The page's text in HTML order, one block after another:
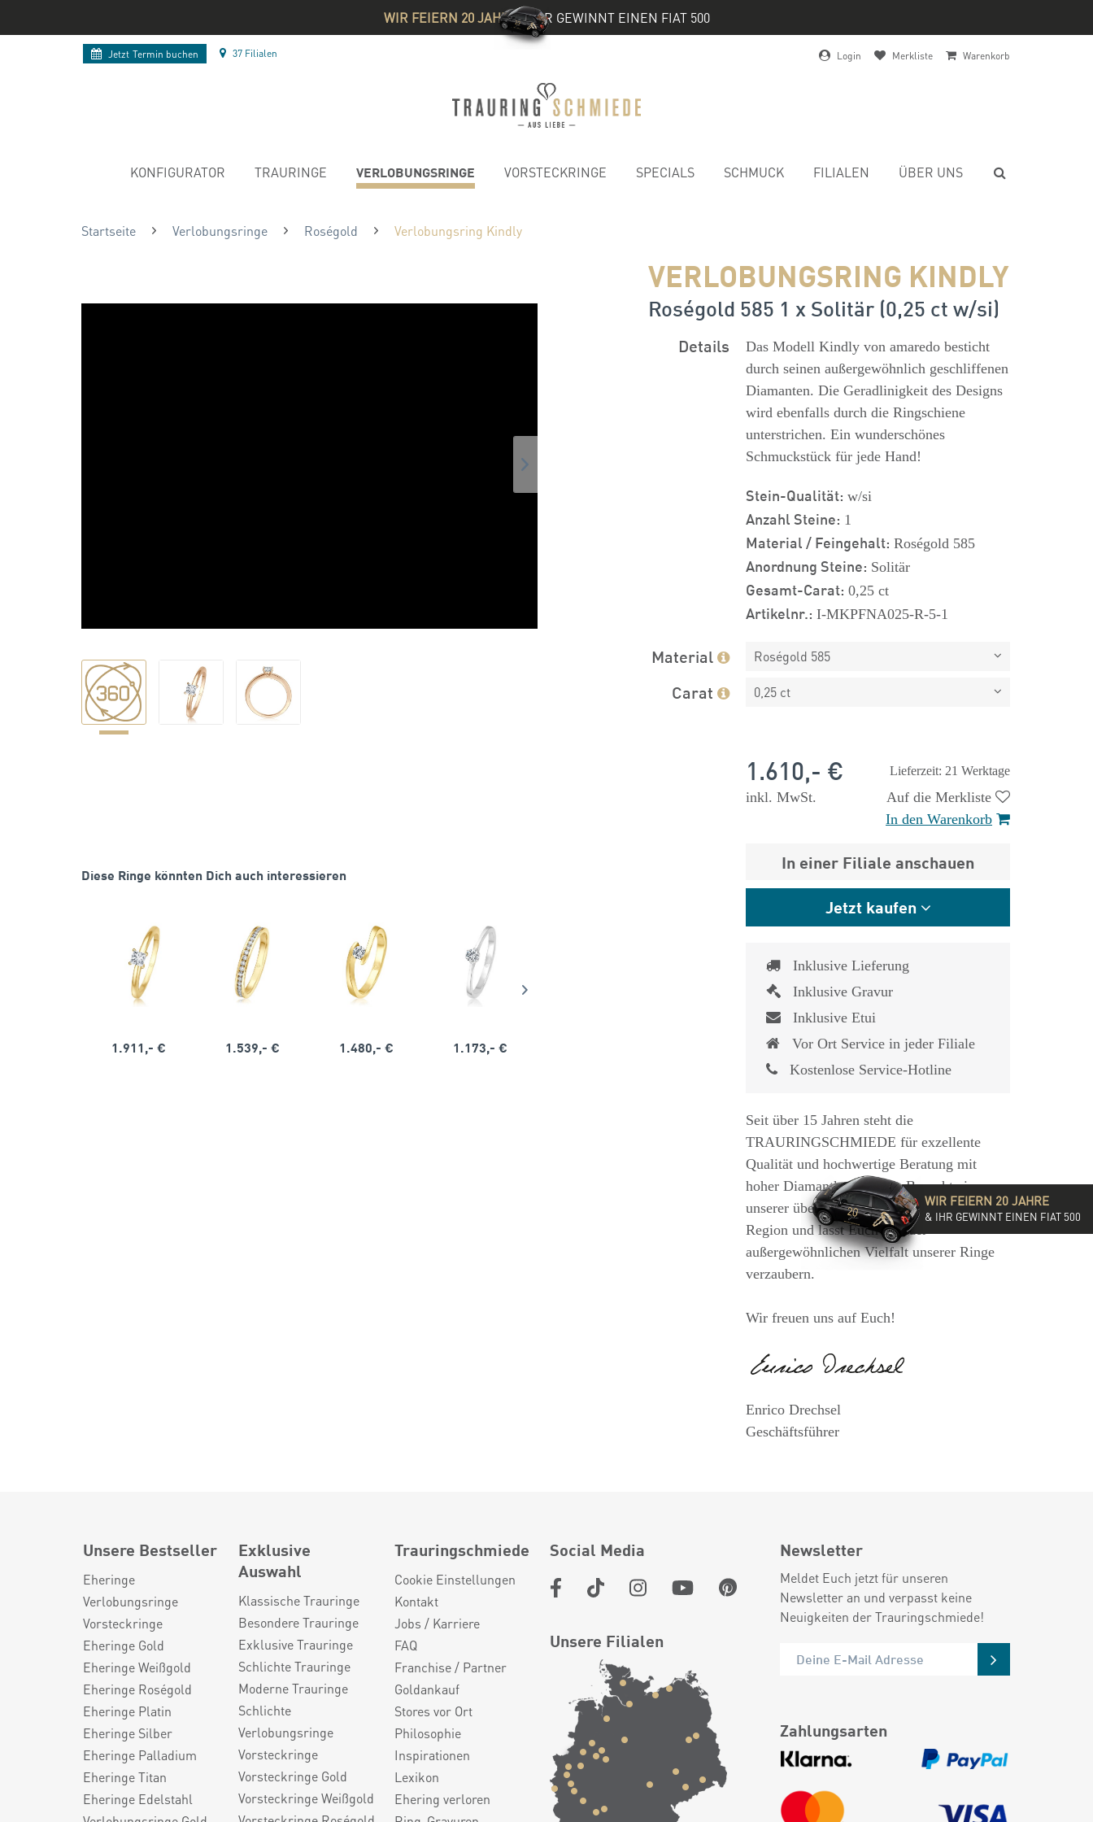
WIR FEIERN 20 JAHRE& IHR GEWINNT EINEN FIAT 500
Jetzt Termin buchen 37 Filialen Login Merkliste Warenkorb
KONFIGURATOR TRAURINGE VERLOBUNGSRINGE VORSTECKRINGE SPECIALS SCHMUCK FILIALEN ÜBER UNS
Startseite Verlobungsringe Roségold Verlobungsring Kindly
VERLOBUNGSRING KINDLY
Roségold 585 1 x Solitär (0,25 ct w/si)
Diese Ringe könnten Dich auch interessieren
1.911,- € 1.539,- € 1.480,- € 1.173,- € 1.825,- €
Details
Das Modell Kindly von amaredo besticht
durch seinen außergewöhnlich geschliffenen
Diamanten. Die Geradlinigkeit des Designs
wird ebenfalls durch die Ringschiene
unterstrichen. Ein wunderschönes
Schmuckstück für jede Hand!
Stein-Qualität: w/si
Anzahl Steine: 1
Material / Feingehalt: Roségold 585
Anordnung Steine: Solitär
Gesamt-Carat: 0,25 ct
Artikelnr.: I-MKPFNA025-R-5-1
Material Roségold 585
Carat 0,25 ct
Lieferzeit: 21 Werktage
1.610,- €
inkl. MwSt.
Auf die Merkliste
In den Warenkorb
In einer Filiale anschauen
Jetzt kaufen
Inklusive Lieferung
Inklusive Gravur
Inklusive Etui
Vor Ort Service in jeder Filiale
Kostenlose Service-Hotline
Seit über 15 Jahren steht die
TRAURINGSCHMIEDE für exzellente
Qualität und hochwertige Beratung mit
hoher Diamantkompetenz. Besucht eine
unserer über 35 Filialen in der DACH-
Region und lasst Euch von der
außergewöhnlichen Vielfalt unserer Ringe
verzaubern.
Wir freuen uns auf Euch!
Enrico Drechsel
Geschäftsführer
Unsere Bestseller
Eheringe
Verlobungsringe
Vorsteckringe
Eheringe Gold
Eheringe Weißgold
Eheringe Roségold
Eheringe Platin
Eheringe Silber
Eheringe Palladium
Eheringe Titan
Eheringe Edelstahl
Exklusive
Auswahl
Klassische Trauringe
Besondere Trauringe
Exklusive Trauringe
Schlichte Trauringe
Moderne Trauringe
Schlichte
Verlobungsringe
Vorsteckringe
Vorsteckringe Gold
Vorsteckringe Weißgold
Trauringschmiede
Cookie Einstellungen
Kontakt
Jobs / Karriere
FAQ
Franchise / Partner
Goldankauf
Stores vor Ort
Philosophie
Inspirationen
Lexikon
Ehering verloren
Social Media
Unsere Filialen
Newsletter
Meldet Euch jetzt für unseren
Newsletter an und verpasst keine
Neuigkeiten der Trauringschmiede!
Zahlungsarten
WIR FEIERN 20 JAHRE
& IHR GEWINNT EINEN FIAT 500